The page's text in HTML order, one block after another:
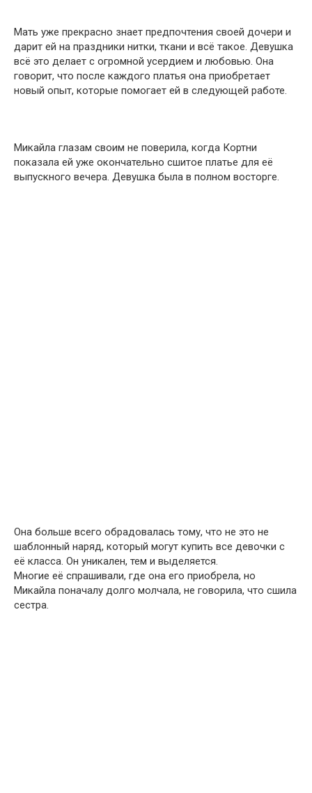
Мать уже прекрасно знает предпочтения своей дочери и
дарит ей на праздники нитки, ткани и всё такое. Девушка
всё это делает с огромной усердием и любовью. Она
говорит, что после каждого платья она приобретает
новый опыт, которые помогает ей в следующей работе.
Микайла глазам своим не поверила, когда Кортни
показала ей уже окончательно сшитое платье для её
выпускного вечера. Девушка была в полном восторге.
Она больше всего обрадовалась тому, что не это не
шаблонный наряд, который могут купить все девочки с
её класса. Он уникален, тем и выделяется.
Многие её спрашивали, где она его приобрела, но
Микайла поначалу долго молчала, не говорила, что сшила
сестра.